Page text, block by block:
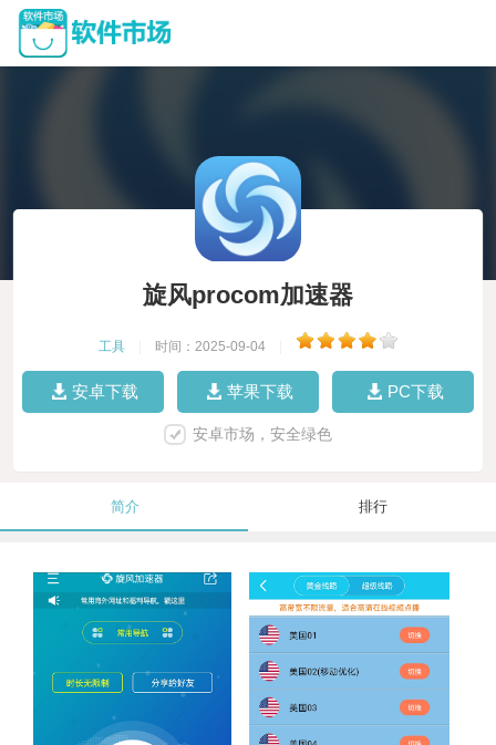
旋风procom加速器
工具 时间：2025-09-04
安卓下载 苹果下载 PC下载
安卓市场，安全绿色
简介 排行